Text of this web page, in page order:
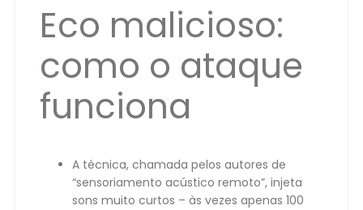
Eco malicioso:
como o ataque
funciona
A técnica, chamada pelos autores de
“sensoriamento acústico remoto”, injeta
sons muito curtos – às vezes apenas 100